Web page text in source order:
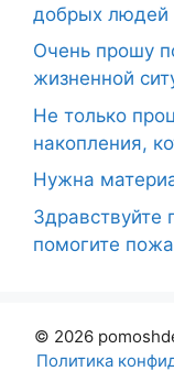
добрых людей
Очень прошу
жизненной
Не только
накопления,
Нужна
Здравствуйте
помогите
© 2026
Политика